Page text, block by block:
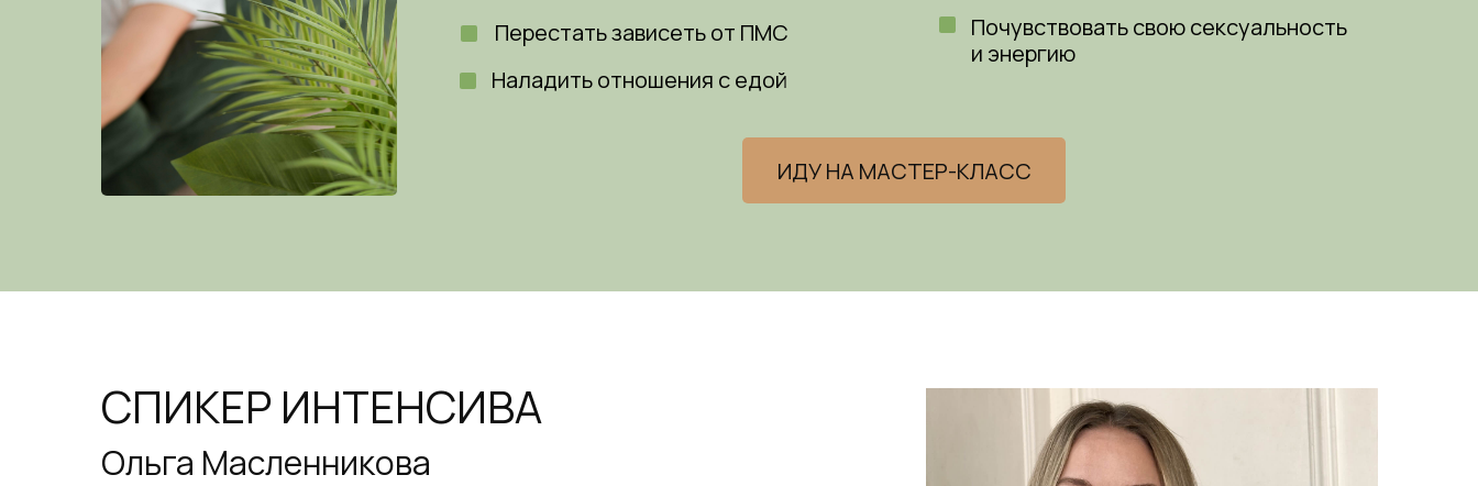
ИДУ НА МАСТЕР-КЛАСС
Наладить отношения с едой
Перестать зависеть от ПМС
Почувствовать свою сексуальность
и энергию
СПИКЕР ИНТЕНСИВА
Ольга Масленникова